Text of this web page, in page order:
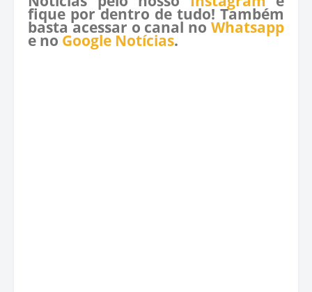
fique por dentro de tudo! Também
basta acessar o canal no Whatsapp
e no Google Notícias.